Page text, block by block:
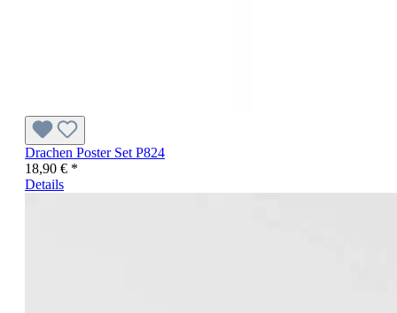
Drachen Poster Set P824
18,90 € *
Details